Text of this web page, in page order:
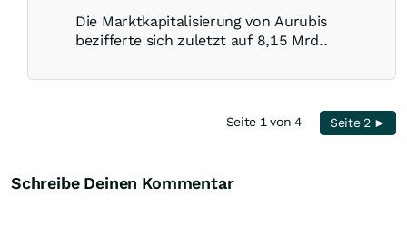
Die Marktkapitalisierung von Aurubis
bezifferte sich zuletzt auf 8,15 Mrd..
Seite 1 von 4 Seite 2 ►
Schreibe Deinen Kommentar